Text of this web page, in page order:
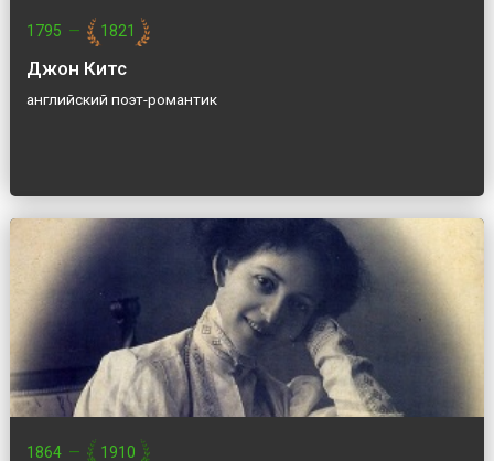
1795 — 1821
Джон Китс
английский поэт-романтик
1864 — 1910